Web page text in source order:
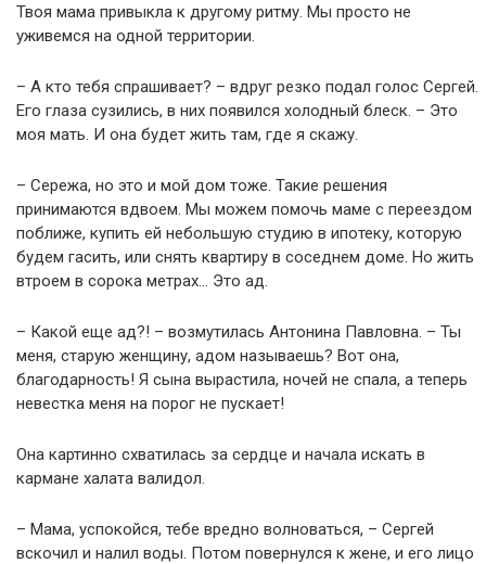
Твоя мама привыкла к другому ритму. Мы просто не
уживемся на одной территории.
– А кто тебя спрашивает? – вдруг резко подал голос Сергей.
Его глаза сузились, в них появился холодный блеск. – Это
моя мать. И она будет жить там, где я скажу.
– Сережа, но это и мой дом тоже. Такие решения
принимаются вдвоем. Мы можем помочь маме с переездом
поближе, купить ей небольшую студию в ипотеку, которую
будем гасить, или снять квартиру в соседнем доме. Но жить
втроем в сорока метрах… Это ад.
– Какой еще ад?! – возмутилась Антонина Павловна. – Ты
меня, старую женщину, адом называешь? Вот она,
благодарность! Я сына вырастила, ночей не спала, а теперь
невестка меня на порог не пускает!
Она картинно схватилась за сердце и начала искать в
кармане халата валидол.
– Мама, успокойся, тебе вредно волноваться, – Сергей
вскочил и налил воды. Потом повернулся к жене, и его лицо